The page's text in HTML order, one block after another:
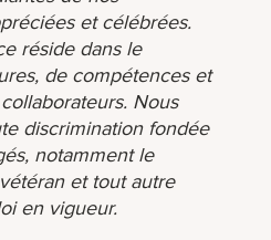
et célébrées.
réside dans le
de compétences et
Nous
discrimination fondée
notamment le
et tout autre
en vigueur.